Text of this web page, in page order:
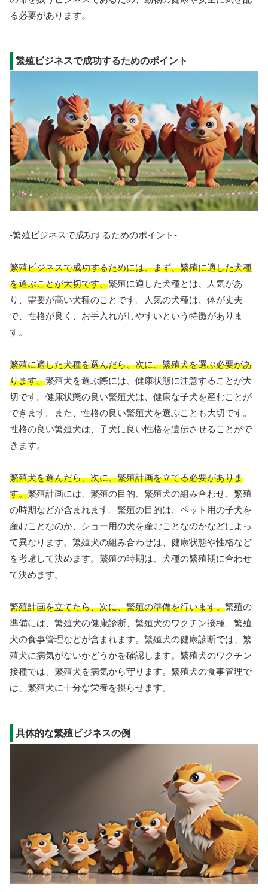
る必要があります。
繁殖ビジネスで成功するためのポイント
-繁殖ビジネスで成功するためのポイント-
繁殖ビジネスで成功するためには、まず、繁殖に適した犬種
を選ぶことが大切です。繁殖に適した犬種とは、人気があ
り、需要が高い犬種のことです。人気の犬種は、体が丈夫
で、性格が良く、お手入れがしやすいという特徴がありま
す。
繁殖に適した犬種を選んだら、次に、繁殖犬を選ぶ必要があ
ります。繁殖犬を選ぶ際には、健康状態に注意することが大
切です。健康状態の良い繁殖犬は、健康な子犬を産むことが
できます。また、性格の良い繁殖犬を選ぶことも大切です。
性格の良い繁殖犬は、子犬に良い性格を遺伝させることがで
きます。
繁殖犬を選んだら、次に、繁殖計画を立てる必要がありま
す。繁殖計画には、繁殖の目的、繁殖犬の組み合わせ、繁殖
の時期などが含まれます。繁殖の目的は、ペット用の子犬を
産むことなのか、ショー用の犬を産むことなのかなどによっ
て異なります。繁殖犬の組み合わせは、健康状態や性格など
を考慮して決めます。繁殖の時期は、犬種の繁殖期に合わせ
て決めます。
繁殖計画を立てたら、次に、繁殖の準備を行います。繁殖の
準備には、繁殖犬の健康診断、繁殖犬のワクチン接種、繁殖
犬の食事管理などが含まれます。繁殖犬の健康診断では、繁
殖犬に病気がないかどうかを確認します。繁殖犬のワクチン
接種では、繁殖犬を病気から守ります。繁殖犬の食事管理で
は、繁殖犬に十分な栄養を摂らせます。
具体的な繁殖ビジネスの例